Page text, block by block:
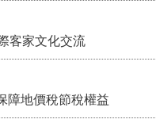
客家文化交流
障地價稅節稅權益